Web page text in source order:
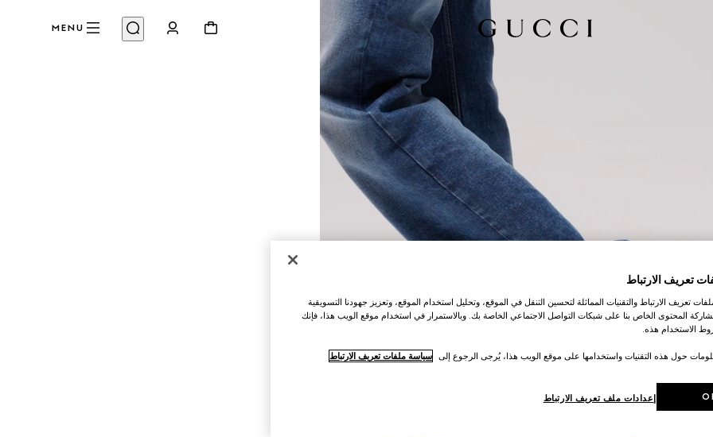
MENU
تعريف الارتباط
تعريف الارتباط والتقنيات المماثلة لتحسين التنقل في الموقع، وتحليل استخدام الموقع، وتعزيز جهودنا التسويقية
المحتوى الخاص بنا على شبكات التواصل الاجتماعي الخاصة بك. وبالاستمرار في استخدام موقع الويب هذا، فإنك
الاستخدام هذه.
حول هذه التقنيات واستخدامها على موقع الويب هذا، يُرجى الرجوع إلى سياسة ملفات تعريف الارتباط
إعدادات ملف تعريف الارتباط